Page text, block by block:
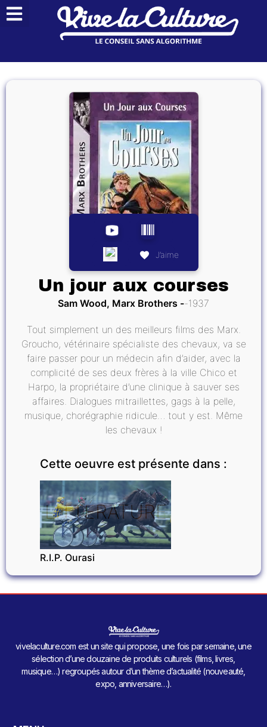
J’aime
Un jour aux courses
Sam Wood, Marx Brothers 1937
Tout simplement un des meilleurs films des Marx.
Groucho, vétérinaire spécialiste des chevaux, va se
faire passer pour un médecin afin d’aider, avec la
complicité de ses deux frères à la ville Chico et
Harpo, la propriétaire d’une clinique à sauver ses
affaires. Dialogues mitraillettes, gags à la pelle,
musique, chorégraphie ridicule… tout y est. Même
les chevaux !
Cette oeuvre est présente dans :
LITTÉRATURE
R.I.P. Ourasi
vivelaculture.com est un site qui propose, une fois par semaine, une
sélection d’une douzaine de produits culturels (films, livres,
musique…) regroupés autour d’un thème d’actualité (nouveauté,
expo, anniversaire…).